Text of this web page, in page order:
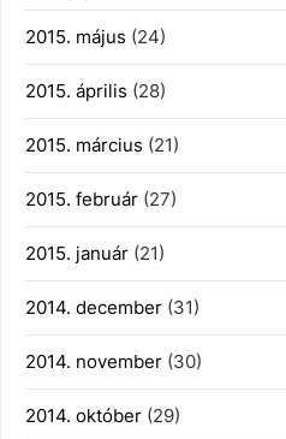
2015. május (24)
2015. április (28)
2015. március (21)
2015. február (27)
2015. január (21)
2014. december (31)
2014. november (30)
2014. október (29)